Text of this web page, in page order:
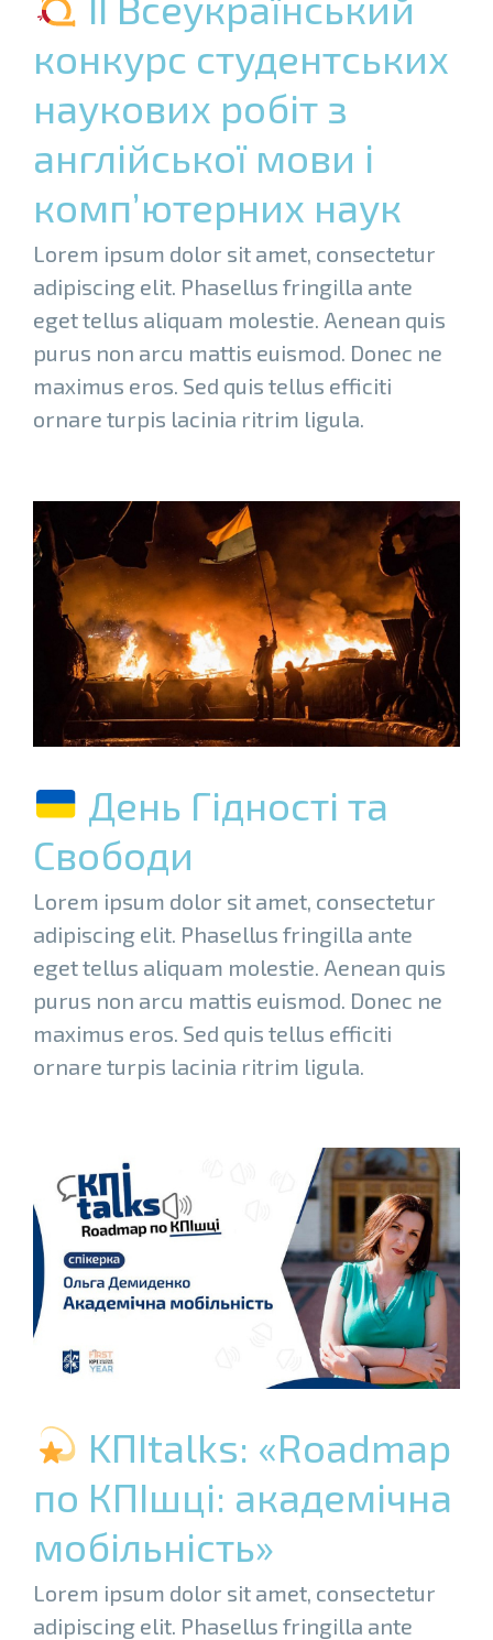
конкурс студентських
наукових робіт з
англійської мови і
комп’ютерних наук
Lorem ipsum dolor sit amet, consectetur
adipiscing elit. Phasellus fringilla ante
eget tellus aliquam molestie. Aenean quis
purus non arcu mattis euismod. Donec ne
maximus eros. Sed quis tellus efficiti
ornare turpis lacinia ritrim ligula.
День Гідності та
Свободи
Lorem ipsum dolor sit amet, consectetur
adipiscing elit. Phasellus fringilla ante
eget tellus aliquam molestie. Aenean quis
purus non arcu mattis euismod. Donec ne
maximus eros. Sed quis tellus efficiti
ornare turpis lacinia ritrim ligula.
KПItalks: «Roadmap
по КПІшці: академічна
мобільність»
Lorem ipsum dolor sit amet, consectetur
adipiscing elit. Phasellus fringilla ante